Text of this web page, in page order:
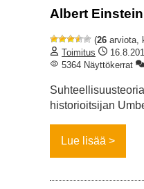
Albert
(26 arviota,
Toimitus
5364 Näyttökerrat
historioitsijan
Lue lisää